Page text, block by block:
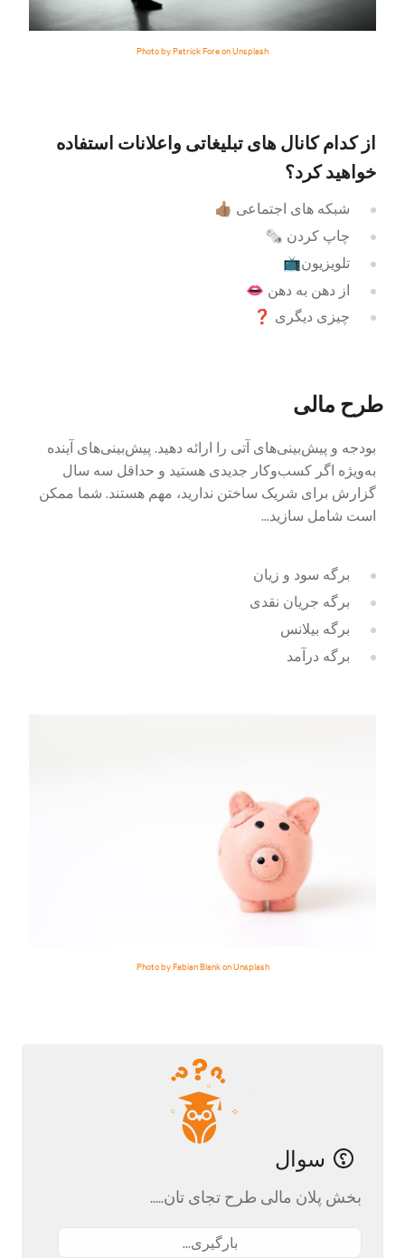
Photo by Patrick Fore on Unsplash
از کدام کانال های تبلیغاتی واعلانات استفاده
خواهید کرد؟
شبکه های اجتماعی 👍🏽
چاپ کردن 🗞
تلویزیون📺
از دهن به دهن 👄
چیزی دیگری ❓
طرح مالی
بودجه و پیش‌بینی‌های آتی را ارائه دهید. پیش‌بینی‌های آینده
به‌ویژه اگر کسب‌وکار جدیدی هستید و حداقل سه سال
گزارش برای شریک ساختن ندارید، مهم هستند. شما ممکن
است شامل سازید...
برگه سود و زیان
برگه جریان نقدی
برگه بیلانس
برگه درآمد
Photo by Fabian Blank on Unsplash
سوال
بخش پلان مالی طرح تجای تان.....
بارگیری...